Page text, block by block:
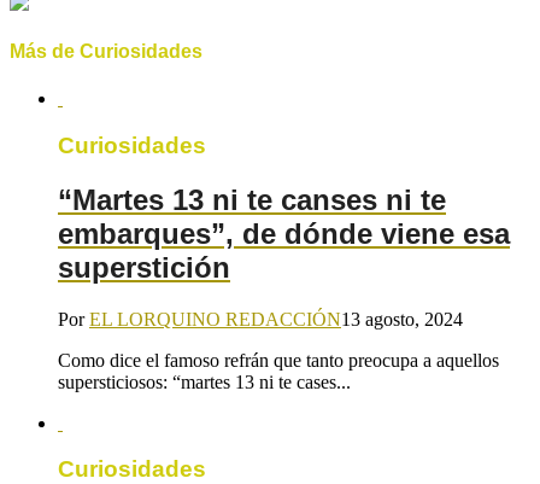
Más de Curiosidades
Curiosidades
“Martes 13 ni te canses ni te
embarques”, de dónde viene esa
superstición
PorEL LORQUINO REDACCIÓN13 agosto, 2024
Como dice el famoso refrán que tanto preocupa a aquellos
supersticiosos: “martes 13 ni te cases...
Curiosidades